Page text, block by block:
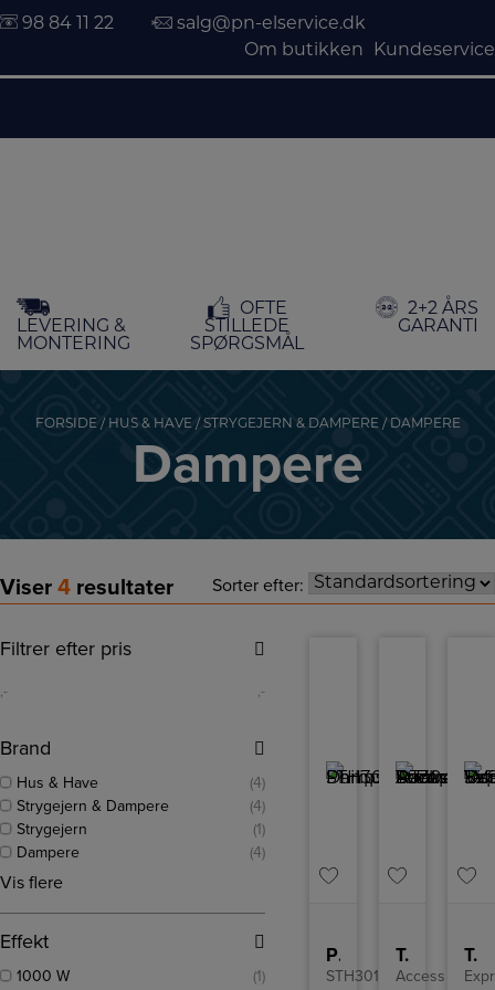
indholdet
98 84 11 22
salg@pn-elservice.dk
Om butikken
Kundeservice
LEVERING &
MONTERING
OFTE
STILLEDE
SPØRGSMÅL
2+2 ÅRS
GARANTI
FORSIDE/ HUS & HAVE/ STRYGEJERN & DAMPERE/ DAMPERE
Dampere
Viser 4 resultater Sorter efter:
Philips Damper
STH3010/70
Tefal Damper
Access
Tefal Damper
Filtrer efter pris
,- ,-
Brand
Hus & Have
(4)
Strygejern & Dampere
(4)
Strygejern
(1)
Dampere
(4)
Vis flere
Effekt
1000 W
(1)